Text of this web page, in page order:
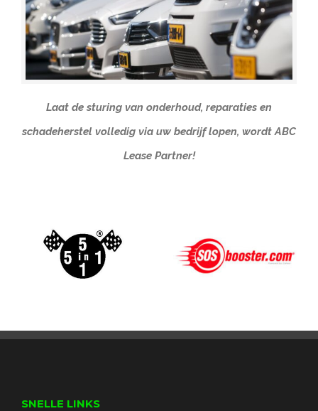
Laat de sturing van onderhoud, reparaties en
schadeherstel volledig via uw bedrijf lopen, wordt ABC
Lease Partner!
SNELLE LINKS